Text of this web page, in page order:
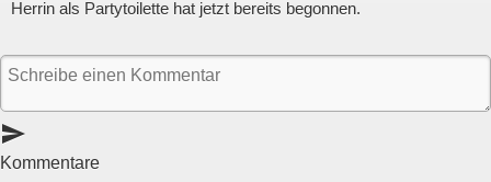
Herrin als Partytoilette hat jetzt bereits begonnen.
send
Kommentare